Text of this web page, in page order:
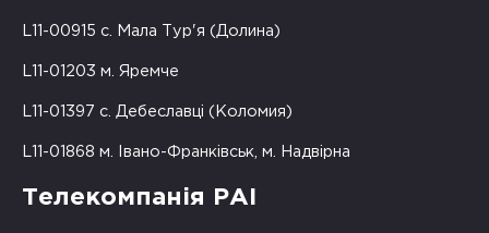
L11-00915 с. Мала Тур'я (Долина)
L11-01203 м. Яремче
L11-01397 с. Дебеславці (Коломия)
L11-01868 м. Івано-Франківськ, м. Надвірна
Телекомпанія РАІ